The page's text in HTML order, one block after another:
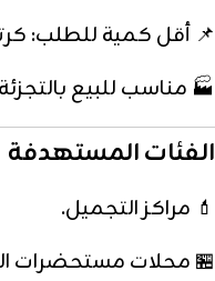
📌 أقل كمية للطلب:
🏭 مناسب للبيع
الفئات المستهدفة
💄 مراكز التجميل.
🏪 محلات مستحضرات